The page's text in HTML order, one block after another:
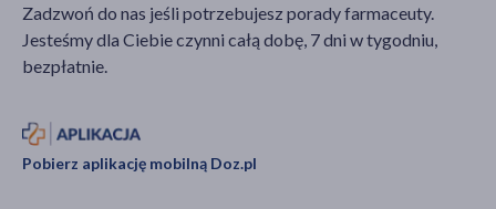
zapalenie ślinianek? Jak
je leczyć?
Zadzwoń do nas jeśli potrzebujesz porady farmaceuty.
Jesteśmy dla Ciebie czynni całą dobę, 7 dni w tygodniu,
bezpłatnie.
Pobierz aplikację mobilną Doz.pl